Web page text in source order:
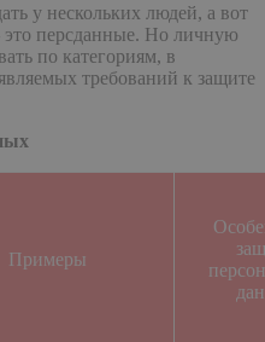
у нескольких людей, а вот
это персданные. Но личную
по категориям, в
требований к защите
Примеры